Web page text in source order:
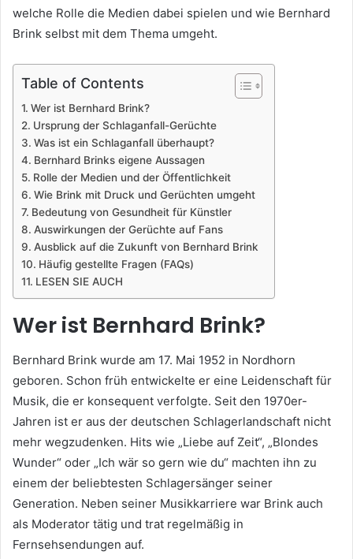
welche Rolle die Medien dabei spielen und wie Bernhard
Brink selbst mit dem Thema umgeht.
Table of Contents
Wer ist Bernhard Brink?
Ursprung der Schlaganfall-Gerüchte
Was ist ein Schlaganfall überhaupt?
Bernhard Brinks eigene Aussagen
Rolle der Medien und der Öffentlichkeit
Wie Brink mit Druck und Gerüchten umgeht
Bedeutung von Gesundheit für Künstler
Auswirkungen der Gerüchte auf Fans
Ausblick auf die Zukunft von Bernhard Brink
Häufig gestellte Fragen (FAQs)
LESEN SIE AUCH
Wer ist Bernhard Brink?
Bernhard Brink wurde am 17. Mai 1952 in Nordhorn
geboren. Schon früh entwickelte er eine Leidenschaft für
Musik, die er konsequent verfolgte. Seit den 1970er-
Jahren ist er aus der deutschen Schlagerlandschaft nicht
mehr wegzudenken. Hits wie „Liebe auf Zeit“, „Blondes
Wunder“ oder „Ich wär so gern wie du“ machten ihn zu
einem der beliebtesten Schlagersänger seiner
Generation. Neben seiner Musikkarriere war Brink auch
als Moderator tätig und trat regelmäßig in
Fernsehsendungen auf.